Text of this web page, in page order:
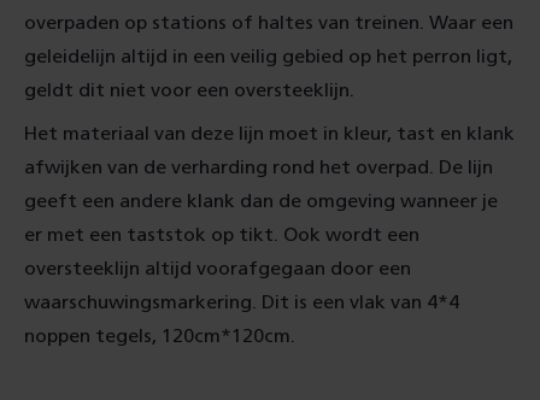
overpaden op stations of haltes van treinen. Waar een
geleidelijn altijd in een veilig gebied op het perron ligt,
geldt dit niet voor een oversteeklijn.
Het materiaal van deze lijn moet in kleur, tast en klank
afwijken van de verharding rond het overpad. De lijn
geeft een andere klank dan de omgeving wanneer je
er met een taststok op tikt. Ook wordt een
oversteeklijn altijd voorafgegaan door een
waarschuwingsmarkering. Dit is een vlak van 4*4
noppen tegels, 120cm*120cm.